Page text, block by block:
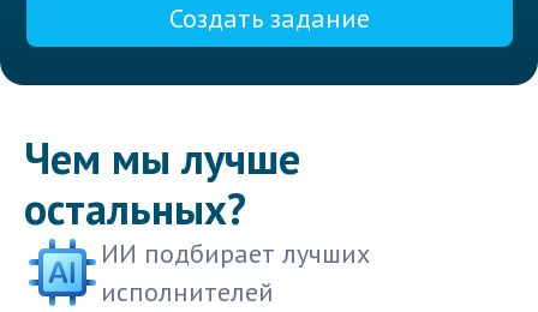
Создать задание
Чем мы лучше
остальных?
ИИ подбирает лучших
исполнителей